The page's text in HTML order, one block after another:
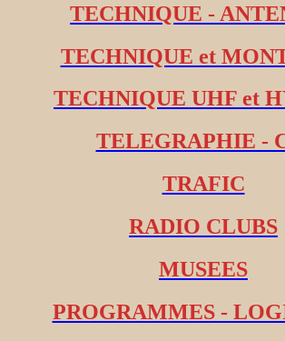
TECHNIQUE -
TECHNIQUE et
TECHNIQUE UHF et
TELEGRAPHIE -
TRAFIC
RADIO CLUBS
MUSEES
PROGRAMMES -